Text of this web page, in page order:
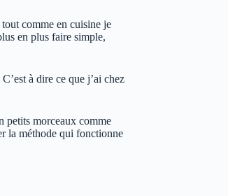
comme en cuisine je
en plus faire simple,
à dire ce que j’ai chez
petits morceaux comme
la méthode qui fonctionne